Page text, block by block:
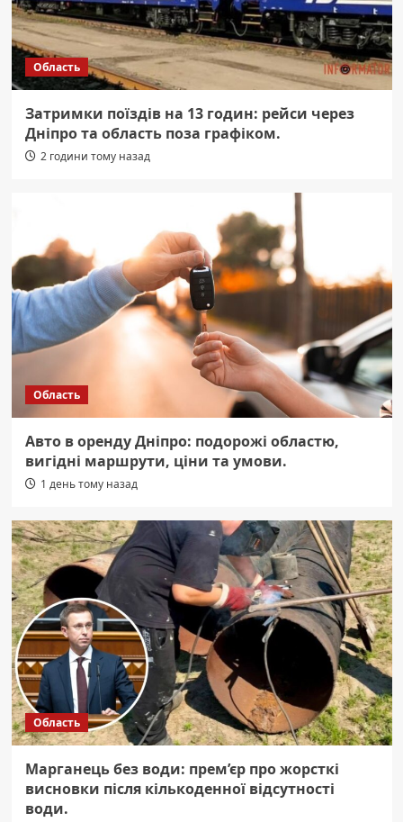
Область
Затримки поїздів на 13 годин: рейси через
Дніпро та область поза графіком.
2 години тому назад
Область
Авто в оренду Дніпро: подорожі областю,
вигідні маршрути, ціни та умови.
1 день тому назад
Область
Марганець без води: прем’єр про жорсткі
висновки після кількоденної відсутності
води.